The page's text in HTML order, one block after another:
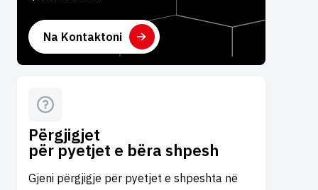
Na Kontaktoni
Përgjigjet
për pyetjet e bëra shpesh
Gjeni përgjigje për pyetjet e shpeshta në